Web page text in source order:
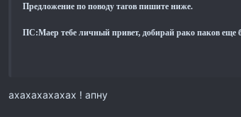
Предложение по поводу тагов пишите ниже.
ПС:Маер тебе личный привет, добирай рако паков еще
ахахахахахах ! апну